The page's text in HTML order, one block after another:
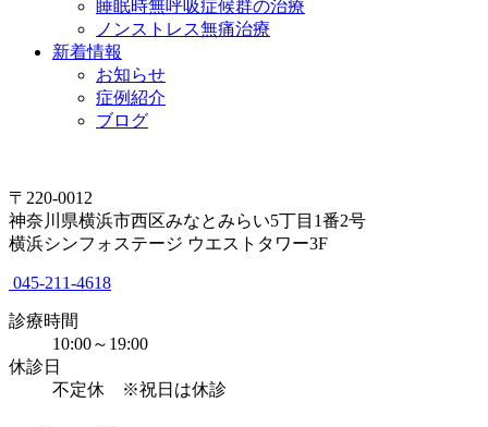
睡眠時無呼吸症候群の治療
ノンストレス無痛治療
新着情報
お知らせ
症例紹介
ブログ
〒220-0012
神奈川県横浜市西区みなとみらい5丁目1番2号
横浜シンフォステージ ウエストタワー3F
045-211-4618
診療時間
10:00～19:00
休診日
不定休 ※祝日は休診